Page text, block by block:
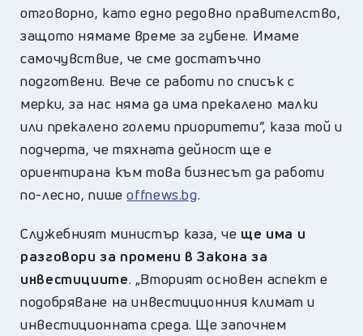
отговорно, като едно редовно правителство,
защото нямаме време за губене. Имаме
самочувствие, че сме достатъчно
подготвени. Вече се работи по списък с
мерки, за нас няма да има прекалено малки
или прекалено големи приоритети”, каза той и
подчерта, че тяхната дейност ще е
ориентирана към това бизнесът да работи
по-лесно, пишеoffnews.bg.
Служебният министър каза, че ще има и
разговори за промени в Закона за
инвестициите. „Вторият основен аспект е
подобряване на инвестиционния климат и
инвестиционната среда. Ще започнем